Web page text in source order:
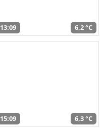
13:09 6,2 °C
15:09 6,3 °C